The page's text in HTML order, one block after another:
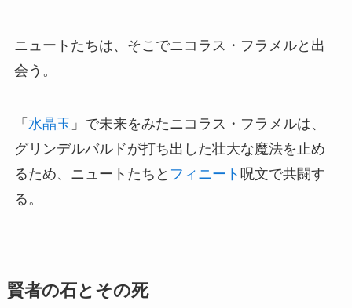
ニュートたちは、そこでニコラス・フラメルと出
会う。
「 水晶玉 」で未来をみたニコラス・フラメルは、
グリンデルバルドが打ち出した壮大な魔法を止め
るため、ニュートたちと フィニート 呪文で共闘す
る。
賢者の石とその死